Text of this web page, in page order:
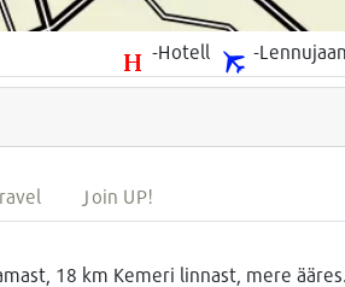
-Hotell -
Join UP!
18 km Kemeri linnast, mere ääres.